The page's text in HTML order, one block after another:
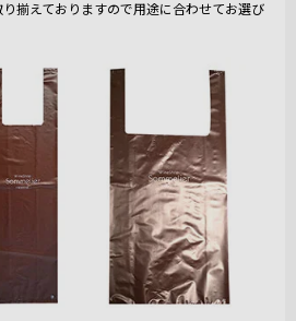
揃えておりますので用途に合わせてお選び